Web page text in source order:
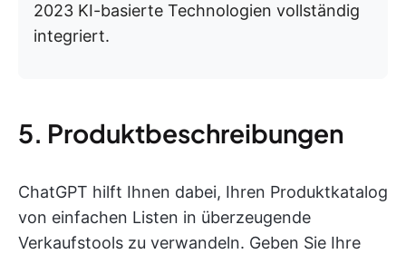
2023 KI-basierte Technologien vollständig
integriert.
5. Produktbeschreibungen
ChatGPT hilft Ihnen dabei, Ihren Produktkatalog
von einfachen Listen in überzeugende
Verkaufstools zu verwandeln. Geben Sie Ihre